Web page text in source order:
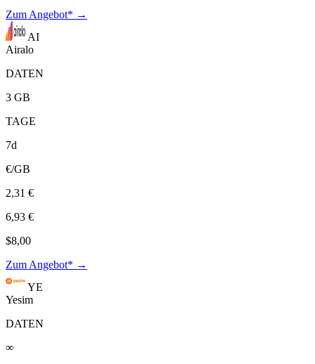
Zum Angebot* →
AI
Airalo
DATEN
3 GB
TAGE
7d
€/GB
2,31 €
6,93 €
$8,00
Zum Angebot* →
YE
Yesim
DATEN
∞